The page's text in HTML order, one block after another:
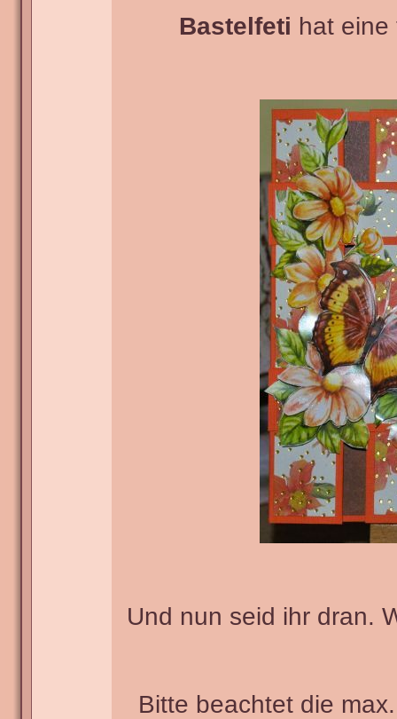
Bastelfeti hat eine
Und nun seid ihr dran.
Bitte beachtet die